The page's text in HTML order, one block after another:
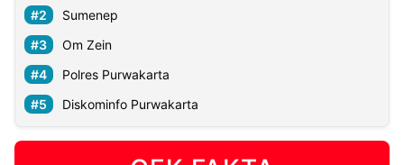
Sumenep
Om Zein
Polres Purwakarta
Diskominfo Purwakarta